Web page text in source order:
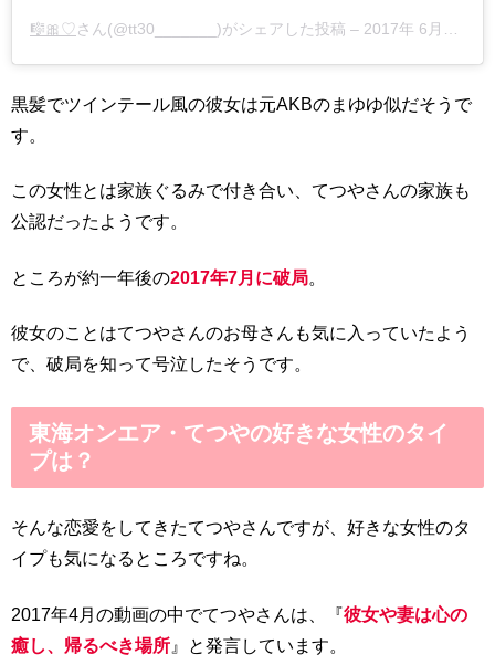
🎼🎀♡さん(@tt30_______)がシェアした投稿 – 2017年 6月月15日午前12時34分PDT
黒髪でツインテール風の彼女は元AKBのまゆゆ似だそうで
す。
この女性とは家族ぐるみで付き合い、てつやさんの家族も
公認だったようです。
ところが約一年後の2017年7月に破局。
彼女のことはてつやさんのお母さんも気に入っていたよう
で、破局を知って号泣したそうです。
東海オンエア・てつやの好きな女性のタイ
プは？
そんな恋愛をしてきたてつやさんですが、好きな女性のタ
イプも気になるところですね。
2017年4月の動画の中でてつやさんは、『彼女や妻は心の
癒し、帰るべき場所 』と発言しています。